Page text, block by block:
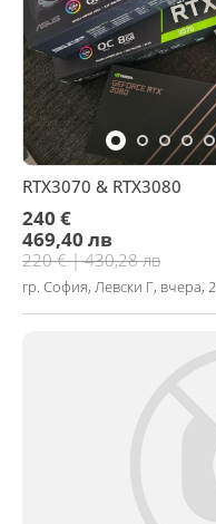
RTX3070 & RTX3080
240 €
469,40 лв
220 € | 430,28 лв
гр. София, Левски Г, вчера,